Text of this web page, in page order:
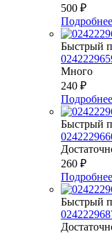
500 ₽
Подробнее
Быстрый
Много
240 ₽
Подробнее
Быстрый
260 ₽
Подробнее
Быстрый